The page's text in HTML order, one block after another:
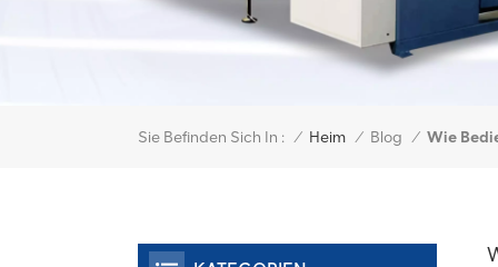
Sie Befinden Sich In : / Heim / Blog / Wie